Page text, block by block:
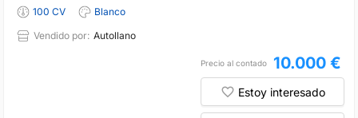
100 CV
Blanco
Vendido por: Autollano
Precio al contado 10.000 €
Estoy interesado